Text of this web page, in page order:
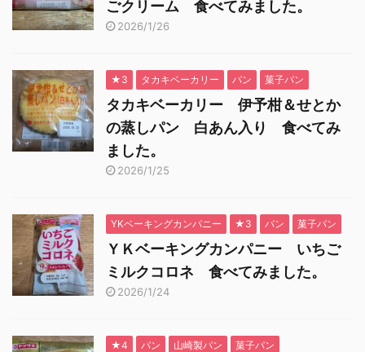
ごクリーム 食べてみました。
2026/1/26
★3 タカキベーカリー パン 菓子パン
タカキベーカリー 伊予柑＆せとか
の蒸しパン 白あん入り 食べてみ
ました。
2026/1/25
YKベーキングカンパニー ★3 パン 菓子パン
ＹＫベーキングカンパニー いちご
ミルクコロネ 食べてみました。
2026/1/24
★4 パン 山崎製パン 菓子パン